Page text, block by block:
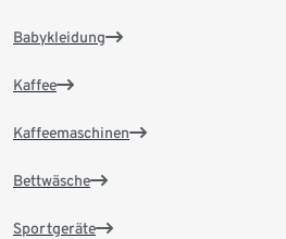
Babykleidung
Kaffee
Kaffeemaschinen
Bettwäsche
Sportgeräte